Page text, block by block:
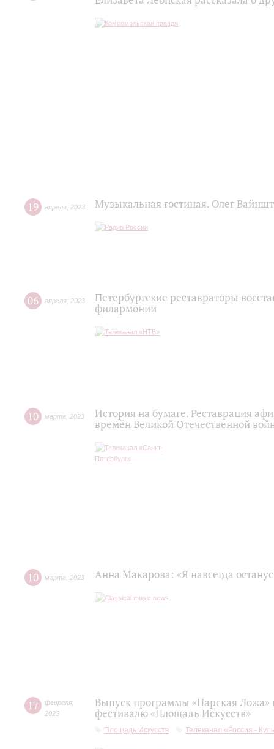
19 апреля 2023 Музыкальная гостиная. Олег
06 апреля 2023
Петербургские реставраторы
филармонии
10 марта 2023
История на бумаге. Реставрация
времён Великой Отечественной
10 марта 2023 Анна Макарова: «Я навсегда
17 февраля
2023
Выпуск программы «Царская
фестивалю «Площадь Искусств»
Площадь Искусств Телеканал «Россия -